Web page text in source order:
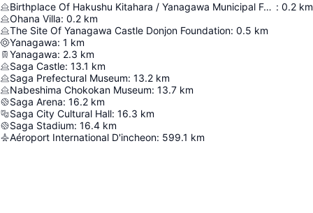
Birthplace Of Hakushu Kitahara / Yanagawa Municipal Folk Museum : 0.2 km
Ohana Villa: 0.2 km
The Site Of Yanagawa Castle Donjon Foundation: 0.5 km
Yanagawa: 1 km
Yanagawa: 2.3 km
Saga Castle: 13.1 km
Saga Prefectural Museum: 13.2 km
Nabeshima Chokokan Museum: 13.7 km
Saga Arena: 16.2 km
Saga City Cultural Hall: 16.3 km
Saga Stadium: 16.4 km
Aéroport International D'incheon: 599.1 km